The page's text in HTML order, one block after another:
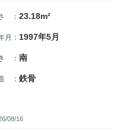
： 23.18m²
月 ： 1997年5月
： 南
： 鉄骨
08/16